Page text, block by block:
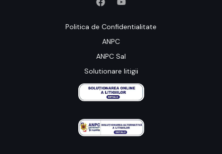
Politica de Confidentialitate
ANPC
ANPC Sal
Solutionare litigii